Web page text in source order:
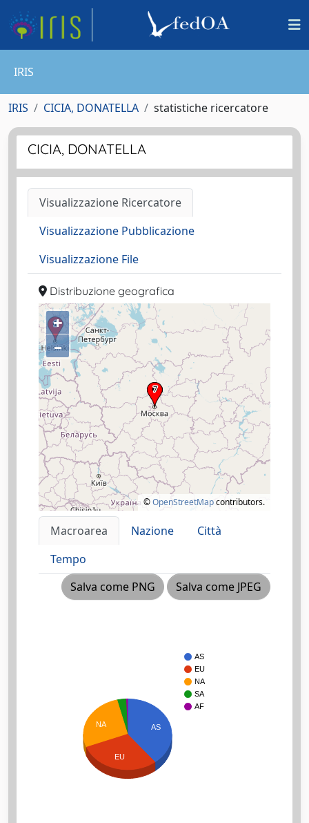
IRIS
IRIS CICIA, DONATELLA statistiche ricercatore
CICIA, DONATELLA
Visualizzazione Ricercatore
Visualizzazione Pubblicazione
Visualizzazione File
Distribuzione geografica
+
–
©OpenStreetMapcontributors.
Macroarea Nazione
Città
Tempo
Salva come PNG
Salva come JPEG
AS
EU
NA
SA
AF
AS
NA
EU